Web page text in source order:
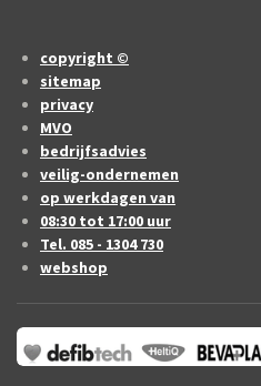
copyright ©
sitemap
privacy
MVO
bedrijfsadvies
veilig-ondernemen
op werkdagen van
08:30 tot 17:00 uur
Tel. 085 - 1304 730
webshop